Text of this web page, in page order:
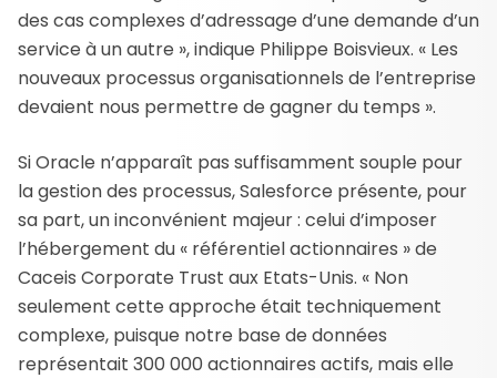
des cas complexes d’adressage d’une demande d’un
service à un autre », indique Philippe Boisvieux. « Les
nouveaux processus organisationnels de l’entreprise
devaient nous permettre de gagner du temps ».
Si Oracle n’apparaît pas suffisamment souple pour
la gestion des processus, Salesforce présente, pour
sa part, un inconvénient majeur : celui d’imposer
l’hébergement du « référentiel actionnaires » de
Caceis Corporate Trust aux Etats-Unis. « Non
seulement cette approche était techniquement
complexe, puisque notre base de données
représentait 300 000 actionnaires actifs, mais elle